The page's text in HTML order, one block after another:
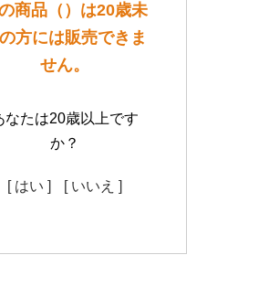
商品（）は20歳未
方には販売できま
せん。
なたは20歳以上です
か？
[ はい ] [ いいえ ]